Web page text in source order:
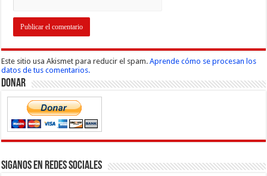
Este sitio usa Akismet para reducir el spam.Aprende cómo se procesan los
datos de tus comentarios.
Donar
Siganos en Redes Sociales